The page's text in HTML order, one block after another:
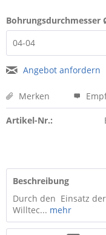
Bohrungsdurchmesser
Angebot anfordern
Merken
Artikel-Nr.:
Beschreibung
Durch den Einsatz
Willtec... mehr